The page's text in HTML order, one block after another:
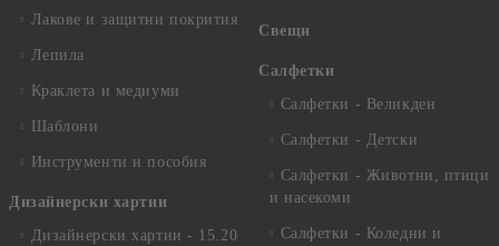
Лакове и защитни покрития
Лепила
Краклета и медиуми
Шаблони
Инструменти и пособия
Дизайнерски хартии
Дизайнерски хартии - 15.20
Свещи
Салфетки
Салфетки - Великден
Салфетки - Детски
Салфетки - Животни, птици
и насекоми
Салфетки - Коледни и